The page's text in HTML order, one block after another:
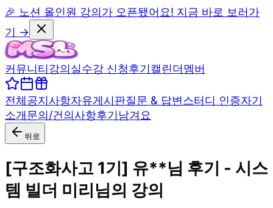
🎉 노션 올인원 강의가 오픈됐어요! 지금 바로 보러가
기 →
커뮤니티강의실수강 신청후기캘린더멤버
전체공지사항자유게시판질문 & 답변스터디 인증자기
소개문의/건의사항후기남겨요
뒤로
[구조화사고 1기] 유**님 후기 - 시스
템 빌더 미리님의 강의